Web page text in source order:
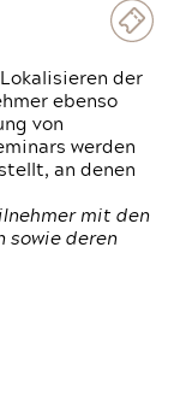
der
ebenso
von
werden
an denen
mit den
sowie deren